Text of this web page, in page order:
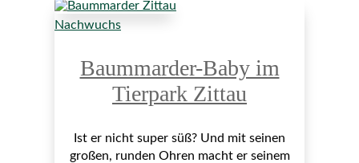
Nachwuchs
Baummarder-Baby im
Tierpark Zittau
Ist er nicht super süß? Und mit seinen
großen, runden Ohren macht er seinem